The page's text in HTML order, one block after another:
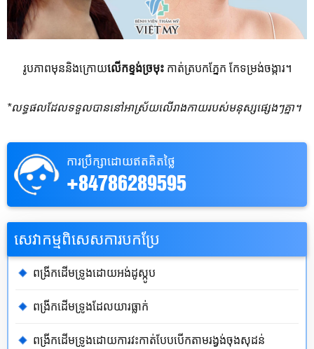
រូបភាពមុននិងក្រោយលើកខ្ទង់ច្រមុះ កាត់ត្របកភ្នែក កែទម្រង់ចង្ការ។
*លទ្ធផលដែលទទួលបាននៅអាស្រ័យលើរាងកាយរបស់មនុស្សផ្សេងៗគ្នា។
ការប្រឹក្សាដោយឥតគិតថ្លៃ
+84786289595
សេវាកម្មពិសេសការបកប្រែ
ពង្រីកដើមទ្រូងដោយអង់ដូស្កូប
ពង្រីកដើមទ្រូងដែលយារធ្លាក់
ពង្រីកដើមទ្រូងដោយការវះកាត់បែបបើកតាមរង្វង់ចុងសុដន់